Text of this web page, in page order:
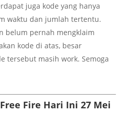
juga kode yang hanya
waktu dan jumlah tertentu.
belum pernah mengklaim
kode di atas, besar
tersebut masih work. Semoga
Free Fire Hari Ini 27 Mei